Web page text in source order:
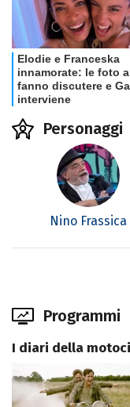
Personaggi
Nino Frassica
Programmi
I diari della